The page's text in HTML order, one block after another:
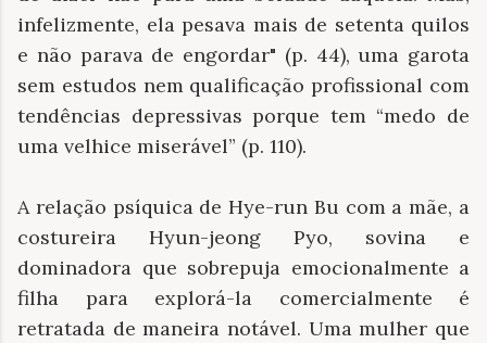
infelizmente, ela pesava mais de setenta quilos
e não parava de engordar" (p. 44), uma garota
sem estudos nem qualificação profissional com
tendências depressivas porque tem “medo de
uma velhice miserável” (p. 110).
A relação psíquica de Hye-run Bu com a mãe, a
costureira Hyun-jeong Pyo, sovina e
dominadora que sobrepuja emocionalmente a
filha para explorá-la comercialmente é
retratada de maneira notável. Uma mulher que